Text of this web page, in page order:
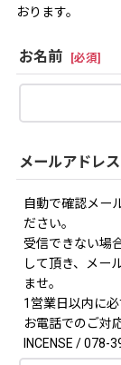
おります。
お名前 [必須]
メールアドレス
自動で確認メー
ださい。
受信できない場
して頂き、メー
ませ。
1営業日以内に必
お電話でのご対
INCENSE / 078-